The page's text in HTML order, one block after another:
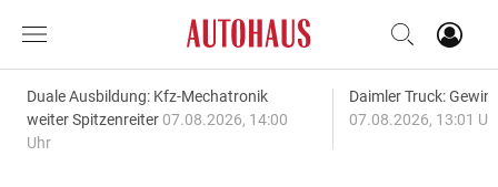
Duale Ausbildung: Kfz-Mechatronik
weiter Spitzenreiter 07.08.2026, 14:00
Uhr
Daimler Truck:
07.08.2026, 13:01